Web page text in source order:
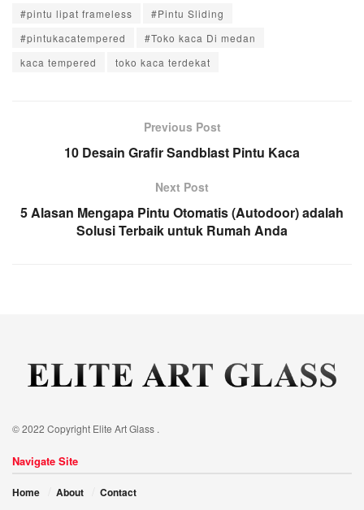
#pintu lipat frameless
#Pintu Sliding
#pintukacatempered
#Toko kaca Di medan
kaca tempered
toko kaca terdekat
Previous Post
10 Desain Grafir Sandblast Pintu Kaca
Next Post
5 Alasan Mengapa Pintu Otomatis (Autodoor) adalah
Solusi Terbaik untuk Rumah Anda
© 2022 Copyright Elite Art Glass .
Navigate Site
Home About Contact